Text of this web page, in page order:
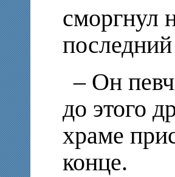
сморгнул
– Он
до этого
храме
конце.